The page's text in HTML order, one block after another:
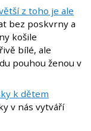
z toho je ale
bez poskvrny a
košile
bílé, ale
pouhou ženou v
k dětem
v nás vytváří